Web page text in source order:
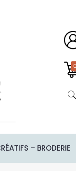
0
– BRODERIE